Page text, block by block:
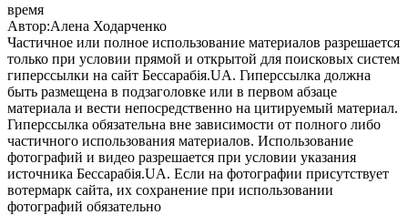
время
Автор:Алена Ходарченко
Частичное или полное использование материалов разрешается
только при условии прямой и открытой для поисковых систем
гиперссылки на сайт Бессарабія.UA. Гиперссылка должна
быть размещена в подзаголовке или в первом абзаце
материала и вести непосредственно на цитируемый материал.
Гиперссылка обязательна вне зависимости от полного либо
частичного использования материалов. Использование
фотографий и видео разрешается при условии указания
источника Бессарабія.UA. Если на фотографии присутствует
вотермарк сайта, их сохранение при использовании
фотографий обязательно